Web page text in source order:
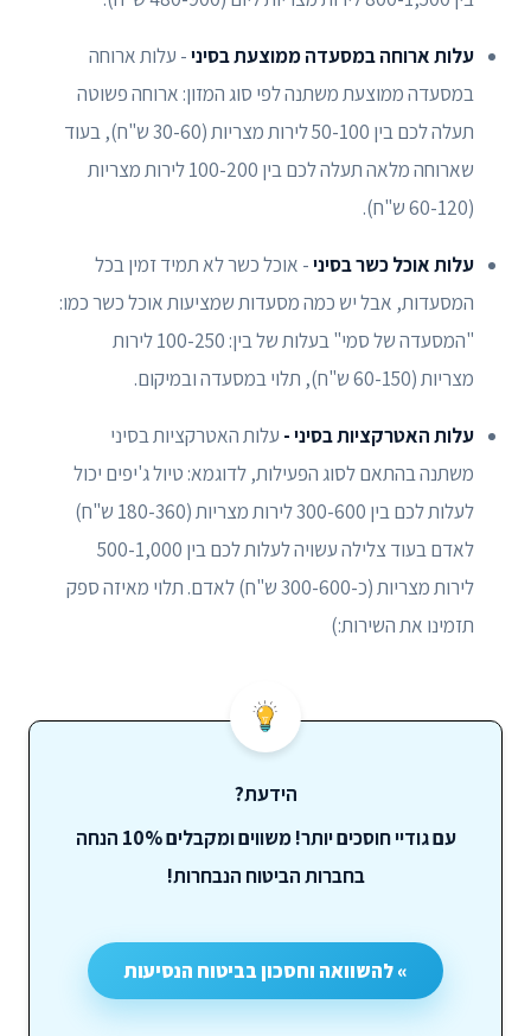
עלות ארוחה במסעדה ממוצעת בסיני- עלות ארוחה
במסעדה ממוצעת משתנה לפי סוג המזון: ארוחה פשוטה
תעלה לכם בין 50-100 לירות מצריות (30-60 ש"ח), בעוד
שארוחה מלאה תעלה לכם בין 100-200 לירות מצריות
(60-120 ש"ח).
עלות אוכל כשר בסיני- אוכל כשר לא תמיד זמין בכל
המסעדות, אבל יש כמה מסעדות שמציעות אוכל כשר כמו:
"המסעדה של סמי" בעלות של בין: 100-250 לירות
מצריות (60-150 ש"ח), תלוי במסעדה ובמיקום.
עלות האטרקציות בסיני - עלות האטרקציות בסיני
משתנה בהתאם לסוג הפעילות, לדוגמא: טיול ג'יפים יכול
לעלות לכם בין 300-600 לירות מצריות (180-360 ש"ח)
לאדם בעוד צלילה עשויה לעלות לכם בין 500-1,000
לירות מצריות (כ-300-600 ש"ח) לאדם. תלוי מאיזה ספק
תזמינו את השירות:)
הידעת?
עם גודיי חוסכים יותר! משווים ומקבלים 10% הנחה
בחברות הביטוח הנבחרות!
» להשוואה וחסכון בביטוח הנסיעות